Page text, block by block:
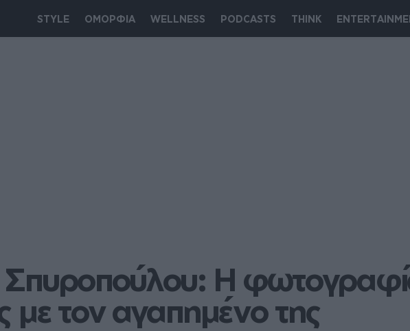
STYLE ΟΜΟΡΦΙΑ WELLNESS PODCASTS THINK
Η
με τον αγαπημένο της